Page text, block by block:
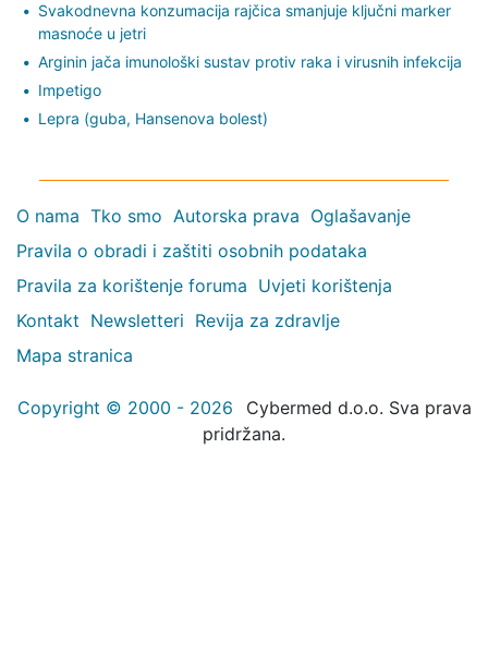
Svakodnevna konzumacija rajčica smanjuje ključni marker
masnoće u jetri
Arginin jača imunološki sustav protiv raka i virusnih infekcija
Impetigo
Lepra (guba, Hansenova bolest)
O nama Tko smo Autorska prava Oglašavanje
Pravila o obradi i zaštiti osobnih podataka
Pravila za korištenje foruma Uvjeti korištenja
Kontakt Newsletteri Revija za zdravlje
Mapa stranica
Copyright © 2000 - 2026
Cybermed d.o.o. Sva prava
pridržana.